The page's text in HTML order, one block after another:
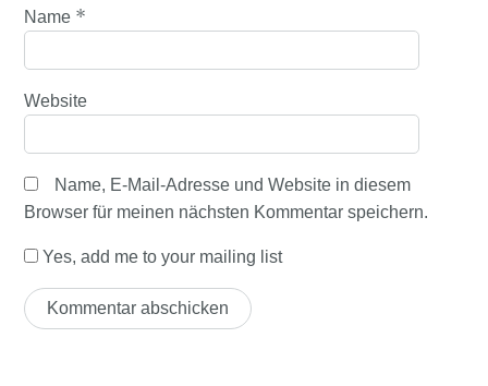
Name *
Website
Name, E-Mail-Adresse und Website in diesem
Browser für meinen nächsten Kommentar speichern.
Yes, add me to your mailing list